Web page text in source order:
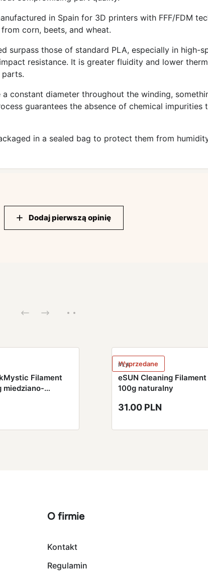
in Spain for 3D printers with FFF/FDM
corn, beets, and wheat.
surpass those of standard PLA, especially in high-
resistance. It is greater fluidity and lower
constant diameter throughout the winding,
guarantees the absence of chemical
in a sealed bag to protect them from
Dodaj pierwszą opinię
Filament
miedziano-
Wyprzedane
PLA
eSUN Cleaning
100g naturalny
31.00 PLN
O firmie
Kontakt
Regulamin